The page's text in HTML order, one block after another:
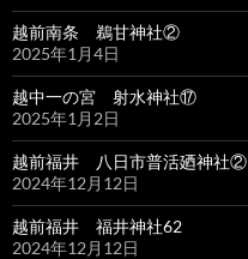
越前南条 鵜甘神社②
2025年1月4日
越中一の宮 射水神社⑰
2025年1月2日
越前福井 八日市普活廼神社②
2024年12月12日
越前福井 福井神社62
2024年12月12日